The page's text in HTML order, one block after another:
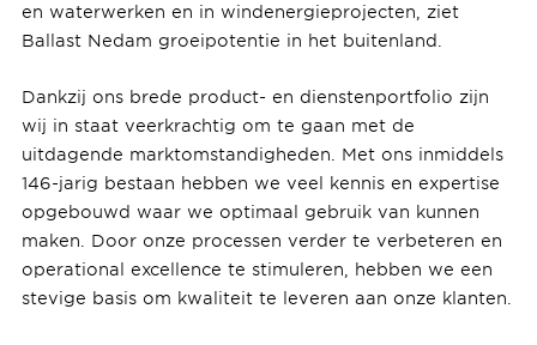
en waterwerken en in windenergieprojecten, ziet
Ballast Nedam groeipotentie in het buitenland.
Dankzij ons brede product- en dienstenportfolio zijn
wij in staat veerkrachtig om te gaan met de
uitdagende marktomstandigheden. Met ons inmiddels
146-jarig bestaan hebben we veel kennis en expertise
opgebouwd waar we optimaal gebruik van kunnen
maken. Door onze processen verder te verbeteren en
operational excellence te stimuleren, hebben we een
stevige basis om kwaliteit te leveren aan onze klanten.